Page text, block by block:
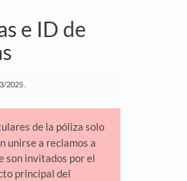
e ID de
2025
de la póliza solo
unirse a reclamos a
son invitados por el
principal del